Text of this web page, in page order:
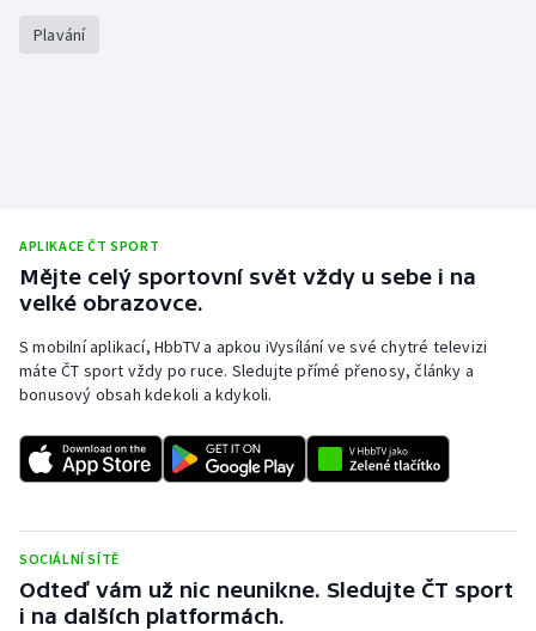
Plavání
APLIKACE ČT SPORT
Mějte celý sportovní svět vždy u sebe i na
velké obrazovce.
S mobilní aplikací, HbbTV a apkou iVysílání ve své chytré televizi
máte ČT sport vždy po ruce. Sledujte přímé přenosy, články a
bonusový obsah kdekoli a kdykoli.
SOCIÁLNÍ SÍTĚ
Odteď vám už nic neunikne. Sledujte ČT sport
i na dalších platformách.